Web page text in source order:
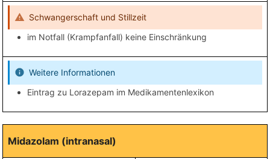
Schwangerschaft und Stillzeit
im Notfall (Krampfanfall) keine Einschränkung
Weitere Informationen
Eintrag zu Lorazepam im Medikamentenlexikon
Midazolam (intranasal)